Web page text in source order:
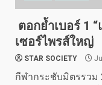
ตอกย้ำเบอร์ 1
เซอร์ไพรส์ใหญ่
STAR SOCIETY
กีฬากระชับมิตรรวม